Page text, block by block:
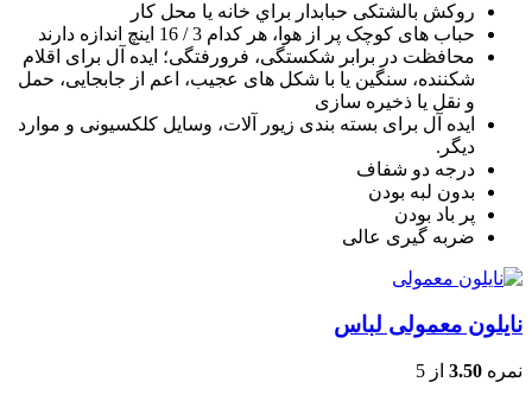
روکش بالشتکی حبابدار براي خانه يا محل کار
حباب های کوچک پر از هوا، هر کدام 3 / 16 اينچ اندازه دارند
محافظت در برابر شکستگی، فرورفتگی؛ ايده آل برای اقلام
شکننده، سنگين يا با شکل های عجيب، اعم از جابجايی، حمل
و نقل يا ذخيره سازی
ایده آل برای بسته بندی زیور آلات، وسایل کلکسیونی و موارد
دیگر.
درجه دو شفاف
بدون لبه بودن
پر باد بودن
ضربه گیری عالی
نایلون معمولی لباس
نمره 3.50 از 5